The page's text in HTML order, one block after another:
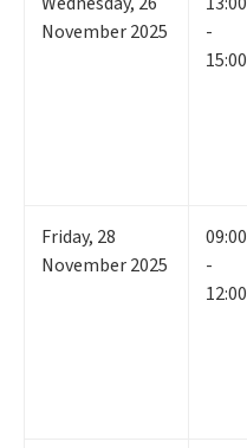
November 2025
-
15:00
Friday, 28
November 2025
09:00
-
12:00